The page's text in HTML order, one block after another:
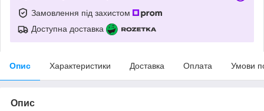
Замовлення під захистом
Доступна доставка
Опис Характеристики Доставка Оплата Умови
Опис